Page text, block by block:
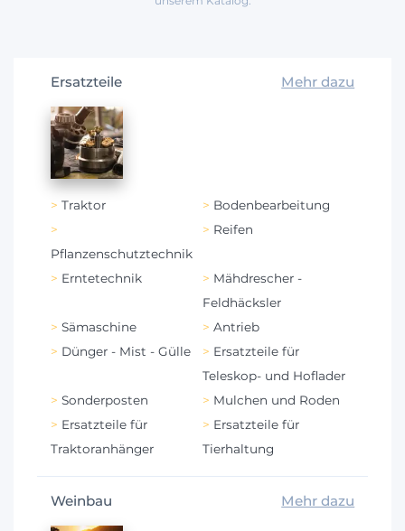
Ersatzteile Mehr dazu
Traktor Bodenbearbeitung
Pflanzenschutztechnik
Reifen
Erntetechnik
Mähdrescher -
Feldhäcksler
Sämaschine
Antrieb
Dünger - Mist - Gülle
Ersatzteile für
Teleskop- und Hoflader
Sonderposten
Mulchen und Roden
Ersatzteile für
Traktoranhänger
Ersatzteile für
Tierhaltung
Weinbau Mehr dazu